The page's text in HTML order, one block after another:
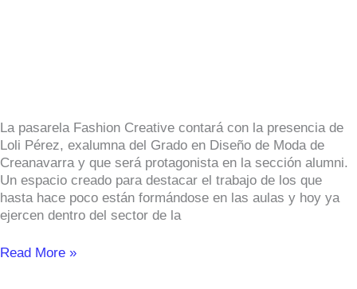
La pasarela Fashion Creative contará con la presencia de
Loli Pérez, exalumna del Grado en Diseño de Moda de
Creanavarra y que será protagonista en la sección alumni.
Un espacio creado para destacar el trabajo de los que
hasta hace poco están formándose en las aulas y hoy ya
ejercen dentro del sector de la
favorece
a
cada
clienta”
Read More »